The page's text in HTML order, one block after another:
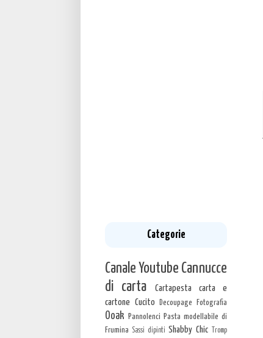
Categorie
Canale Youtube Cannucce
di carta
Cartapesta carta e
cartone Cucito Decoupage Fotografia
Ooak Pannolenci Pasta modellabile di
Frumina Sassi dipinti Shabby Chic Tromp